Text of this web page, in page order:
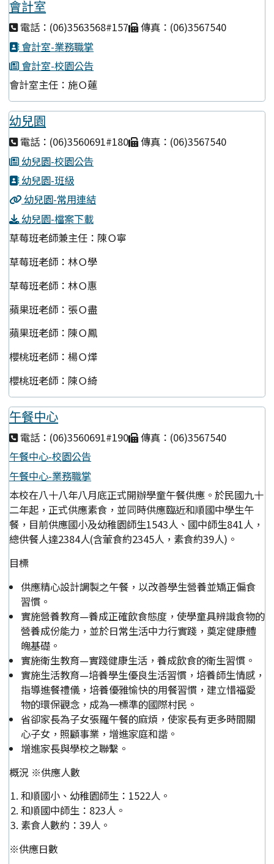
會計室
電話：(06)3563568#157
傳真：(06)3567540
會計室-業務職掌
會計室-校園公告
會計室主任：施Ｏ蓮
幼兒園
電話：(06)3560691#180
傳真：(06)3567540
幼兒園-校園公告
幼兒園-班級
幼兒園-常用連結
幼兒園-檔案下載
草莓班老師兼主任：陳Ｏ寧
草莓班老師：林Ｏ學
草莓班老師：林Ｏ惠
蘋果班老師：張Ｏ盡
蘋果班老師：陳Ｏ鳳
櫻桃班老師：楊Ｏ燁
櫻桃班老師：陳Ｏ綺
午餐中心
電話：(06)3560691#190
傳真：(06)3567540
午餐中心-校園公告
午餐中心-業務職掌
本校在八十八年八月底正式開辦學童午餐供應。於民國九十
二年起，正式供應素食，並同時供應臨近和順國中學生午
餐，目前供應國小及幼稚園師生1543人、國中師生841人，
總供餐人達2384人(含葷食約2345人，素食約39人)。
目標
供應精心設計調製之午餐，以改善學生營養並矯正偏食
習慣。
實施營養教育—養成正確飲食態度，使學童具辨識食物的
營養成份能力，並於日常生活中力行實踐，奠定健康體
魄基礎。
實施衛生教育—實踐健康生活，養成飲食的衛生習慣。
實施生活教育—培養學生優良生活習慣，培養師生情感，
指導進餐禮儀，培養優雅愉快的用餐習慣，建立惜福愛
物的環保觀念，成為一標準的國際村民。
省卻家長為子女張羅午餐的麻煩，使家長有更多時間關
心子女，照顧事業，增進家庭和諧。
增進家長與學校之聯繫。
概況 ※供應人數
和順國小、幼稚園師生：1522人。
和順國中師生：823人。
素食人數約：39人。
※供應日數